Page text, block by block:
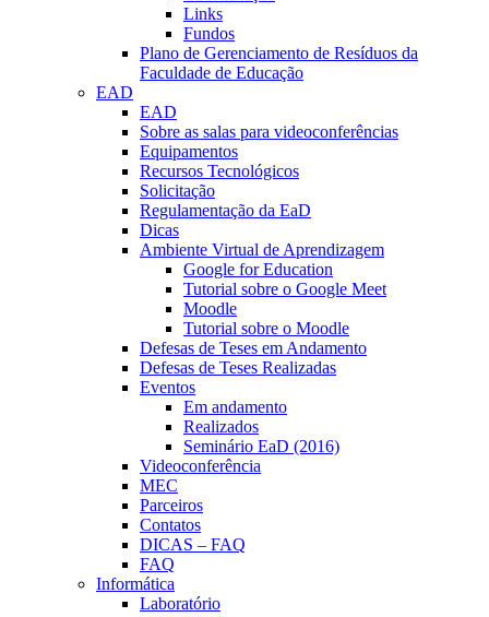
Links
Fundos
Plano de Gerenciamento de Resíduos da
Faculdade de Educação
EAD
EAD
Sobre as salas para videoconferências
Equipamentos
Recursos Tecnológicos
Solicitação
Regulamentação da EaD
Dicas
Ambiente Virtual de Aprendizagem
Google for Education
Tutorial sobre o Google Meet
Moodle
Tutorial sobre o Moodle
Defesas de Teses em Andamento
Defesas de Teses Realizadas
Eventos
Em andamento
Realizados
Seminário EaD (2016)
Videoconferência
MEC
Parceiros
Contatos
DICAS – FAQ
FAQ
Informática
Laboratório